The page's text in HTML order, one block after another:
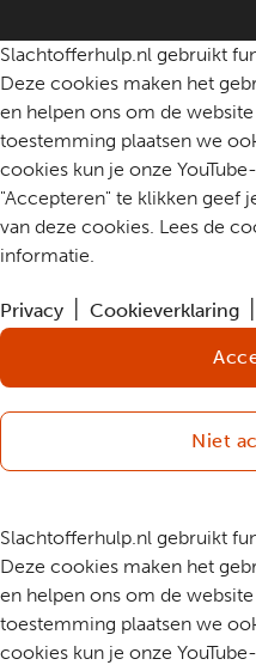
Slachtofferhulp.nl gebruikt
Deze cookies maken het
en helpen ons om de
toestemming plaatsen we
cookies kun je onze
"Accepteren" te klikken geef
van deze cookies. Lees de
informatie.
Privacy Cookieverklaring
Niet
Slachtofferhulp.nl gebruikt
Deze cookies maken het
en helpen ons om de
toestemming plaatsen we
cookies kun je onze